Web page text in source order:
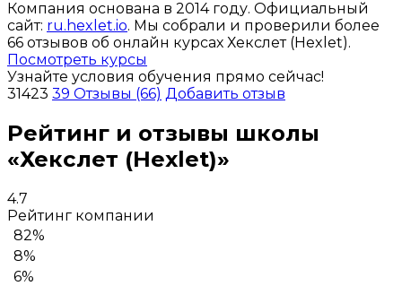
Компания основана в 2014 году. Официальный
сайт: ru.hexlet.io. Мы собрали и проверили более
66 отзывов об онлайн курсах Хекслет (Hexlet).
Посмотреть курсы
Узнайте условия обучения прямо сейчас!
31423 39 Отзывы (66) Добавить отзыв
Рейтинг и отзывы школы
«Хекслет (Hexlet)»
4.7
Рейтинг компании
82%
8%
6%